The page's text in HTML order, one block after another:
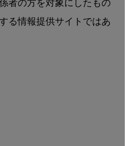
者の方を対象にしたもの
る情報提供サイトではあ